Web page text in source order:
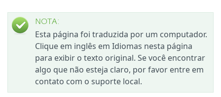
NOTA:
Esta página foi traduzida por um computador.
Clique em inglês em Idiomas nesta página
para exibir o texto original. Se você encontrar
algo que não esteja claro, por favor entre em
contato com o suporte local.